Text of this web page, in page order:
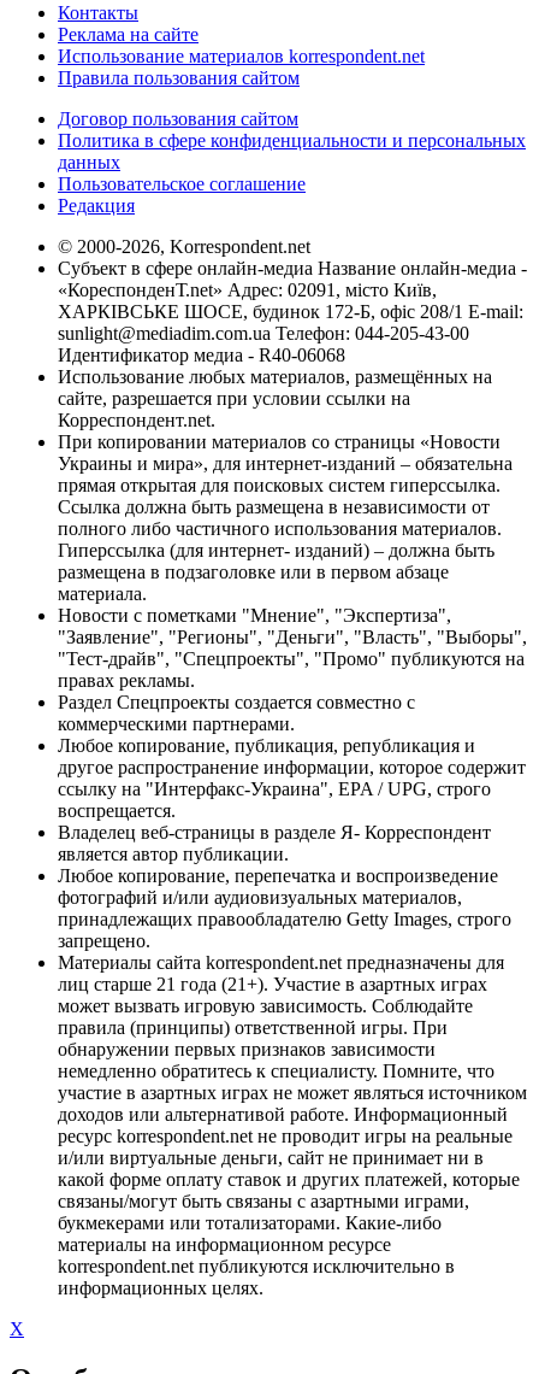
Контакты
Реклама на сайте
Использование материалов korrespondent.net
Правила пользования сайтом
Договор пользования сайтом
Политика в сфере конфиденциальности и персональных
данных
Пользовательское соглашение
Редакция
© 2000-2026, Korrespondent.net
Субъект в сфере онлайн-медиа Название онлайн-медиа -
«КореспонденТ.net» Адрес: 02091, місто Київ,
ХАРКІВСЬКЕ ШОСЕ, будинок 172-Б, офіс 208/1 E-mail:
sunlight@mediadim.com.ua Телефон: 044-205-43-00
Идентификатор медиа - R40-06068
Использование любых материалов, размещённых на
сайте, разрешается при условии ссылки на
Корреспондент.net.
При копировании материалов со страницы «Новости
Украины и мира», для интернет-изданий – обязательна
прямая открытая для поисковых систем гиперссылка.
Ссылка должна быть размещена в независимости от
полного либо частичного использования материалов.
Гиперссылка (для интернет- изданий) – должна быть
размещена в подзаголовке или в первом абзаце
материала.
Новости с пометками "Мнение", "Экспертиза",
"Заявление", "Регионы", "Деньги", "Власть", "Выборы",
"Тест-драйв", "Спецпроекты", "Промо" публикуются на
правах рекламы.
Раздел Спецпроекты создается совместно с
коммерческими партнерами.
Любое копирование, публикация, републикация и
другое распространение информации, которое содержит
ссылку на "Интерфакс-Украина", EPA / UPG, строго
воспрещается.
Владелец веб-страницы в разделе Я- Корреспондент
является автор публикации.
Любое копирование, перепечатка и воспроизведение
фотографий и/или аудиовизуальных материалов,
принадлежащих правообладателю Getty Images, строго
запрещено.
Материалы сайта korrespondent.net предназначены для
лиц старше 21 года (21+). Участие в азартных играх
может вызвать игровую зависимость. Соблюдайте
правила (принципы) ответственной игры. При
обнаружении первых признаков зависимости
немедленно обратитесь к специалисту. Помните, что
участие в азартных играх не может являться источником
доходов или альтернативой работе. Информационный
ресурс korrespondent.net не проводит игры на реальные
и/или виртуальные деньги, сайт не принимает ни в
какой форме оплату ставок и других платежей, которые
связаны/могут быть связаны с азартными играми,
букмекерами или тотализаторами. Какие-либо
материалы на информационном ресурсе
korrespondent.net публикуются исключительно в
информационных целях.
X